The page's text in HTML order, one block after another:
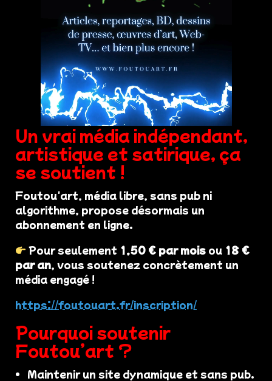
Un vrai média indépendant,
artistique et satirique, ça
se soutient !
Foutou'art, média libre, sans pub ni
algorithme, propose désormais un
abonnement en ligne.
Pour seulement 1,50 € par mois ou 18 €
par an, vous soutenez concrètement un
média engagé !
https://foutouart.fr/inscription/
Pourquoi soutenir
Foutou’art ?
Maintenir un site dynamique et sans pub.